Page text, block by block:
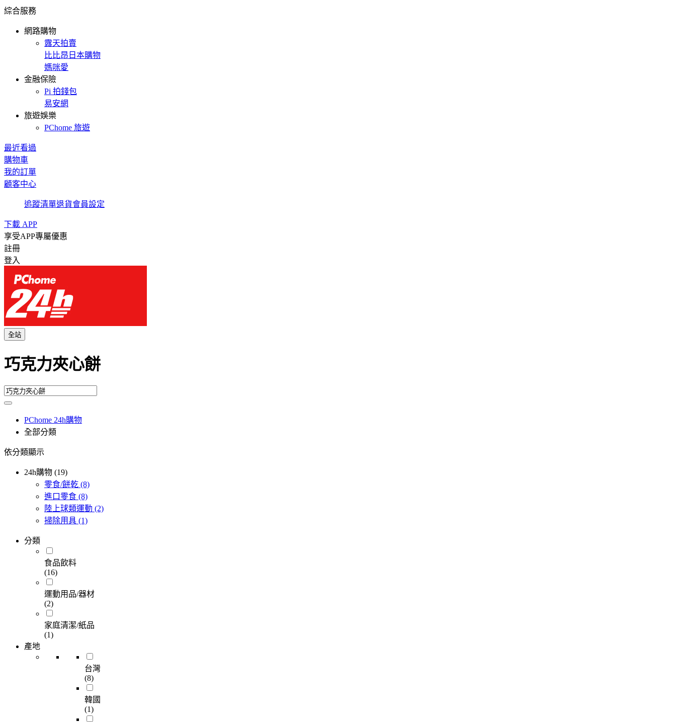
綜合服務
網路購物
露天拍賣
比比昂日本購物
媽咪愛
金融保險
Pi 拍錢包
易安網
旅遊娛樂
PChome 旅遊
最近看過
購物車
我的訂單
顧客中心
追蹤清單退貨會員設定
下載 APP
享受APP專屬優惠
註冊
登入
全站
巧克力夾心餅
PChome 24h購物
全部分類
依分類顯示
24h購物 (19)
零食/餅乾 (8)
進口零食 (8)
陸上球類運動 (2)
掃除用具 (1)
分類
食品飲料
(16)
運動用品/器材
(2)
家庭清潔/紙品
(1)
產地
台灣
(8)
韓國
(1)